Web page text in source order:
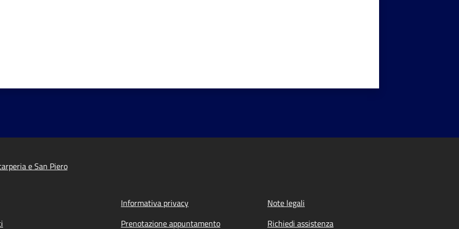
e San Piero
Informativa privacy
Note legali
Prenotazione appuntamento Richiedi assistenza